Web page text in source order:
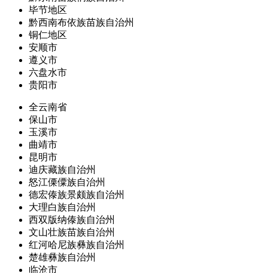
毕节地区
黔西南布依族苗族自治州
铜仁地区
安顺市
遵义市
六盘水市
贵阳市
全云南省
保山市
玉溪市
曲靖市
昆明市
迪庆藏族自治州
怒江傈僳族自治州
德宏傣族景颇族自治州
大理白族自治州
西双版纳傣族自治州
文山壮族苗族自治州
红河哈尼族彝族自治州
楚雄彝族自治州
临沧市